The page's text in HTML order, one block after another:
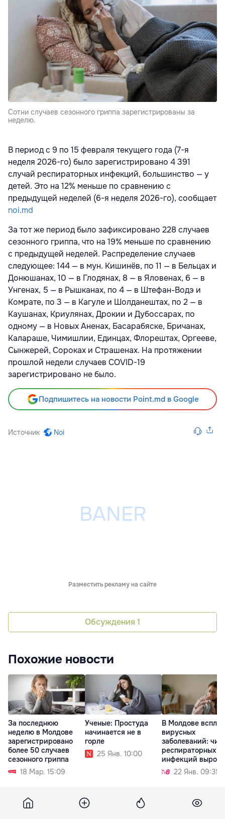
Сотни случаев сезонного гриппа зарегистрированы за
неделю.
В период с 9 по 15 февраля текущего года (7-я
неделя 2026-го) было зарегистрировано 4 391
случай респираторных инфекций, большинство — у
детей. Это на 12% меньше по сравнению с
предыдущей неделей (6-я неделя 2026-го), сообщает
noi.md
За тот же период было зафиксировано 228 случаев
сезонного гриппа, что на 19% меньше по сравнению
с предыдущей неделей. Распределение случаев
следующее: 144 — в мун. Кишинёв, по 11 — в Бельцах и
Донюшанах, 10 — в Глодянах, 8 — в Яловенах, 6 — в
Унгенах, 5 — в Рышканах, по 4 — в Штефан-Водэ и
Комрате, по 3 — в Кагуле и Шолданештах, по 2 — в
Каушанах, Криулянах, Дрокии и Дубоссарах, по
одному — в Новых Аненах, Басарабяске, Бричанах,
Калараше, Чимишлии, Единцах, Флорештах, Оргееве,
Сынжерей, Сороках и Страшенах. На протяжении
прошлой недели случаев COVID-19
зарегистрировано не было.
Подпишитесь на новости Point.md в Google
Источник Noi
Разместить рекламу на сайте
Обсуждения 1
Похожие новости
За последнюю
неделю в Молдове
зарегистрировано
более 50 случаев
сезонного гриппа
18 Мар. 15:09
Ученые: Простуда
начинается не в
горле
25 Янв. 10:00
В Молдове
вирусных
заболеваний:
респираторных
инфекций
на 70%22 Янв. 09:31